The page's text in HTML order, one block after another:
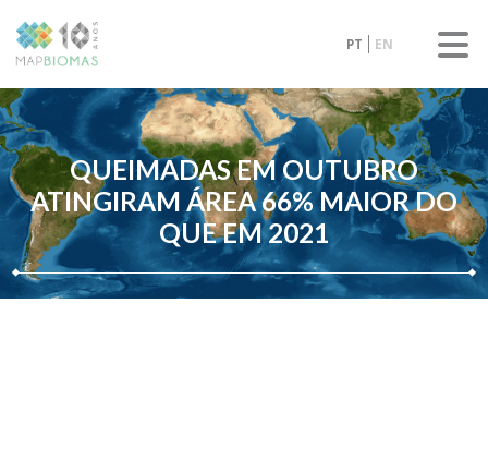
PT EN
QUEIMADAS EM OUTUBRO
ATINGIRAM ÁREA 66% MAIOR DO
QUE EM 2021